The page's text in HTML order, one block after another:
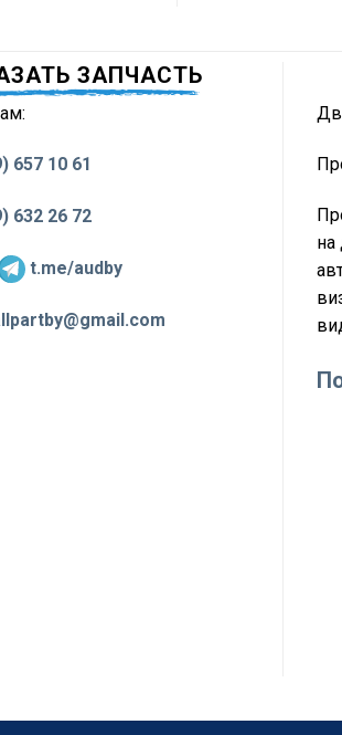
ЗАПЧАСТЬ
657 10 61
632 26 72
t.me/audby
на